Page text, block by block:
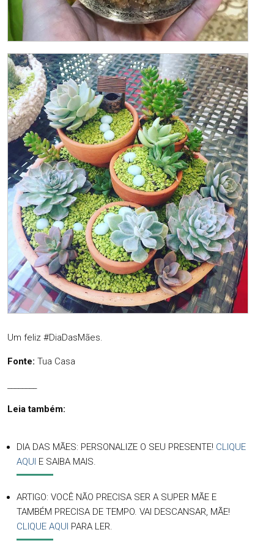
Um feliz #DiaDasMães.
Fonte: Tua Casa
Leia também:
DIA DAS MÃES: PERSONALIZE O SEU PRESENTE! CLIQUE
AQUI E SAIBA MAIS.
ARTIGO: VOCÊ NÃO PRECISA SER A SUPER MÃE E
TAMBÉM PRECISA DE TEMPO. VAI DESCANSAR, MÃE!
CLIQUE AQUI PARA LER.